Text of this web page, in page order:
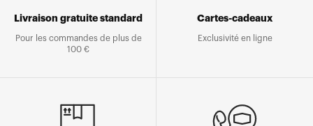
Livraison gratuite standard
Pour les commandes de plus de
100 €
Cartes-cadeaux
Exclusivité en ligne